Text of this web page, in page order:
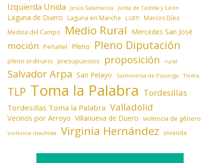
Izquierda Unida Jesús Salamanca Junta de Castilla y León
Laguna de Duero Laguna en Marcha LGBTI Marcos Díez
Medina del Campo Medio Rural Mercedes San José
moción Peñafiel Pleno Pleno Diputación
pleno ordinario presupuestos proposición rural
Salvador Arpa San Pelayo Santovenia de Pisuerga Tiedra
TLP Toma la Palabra Tordesillas
Tordesillas Toma la Palabra Valladolid
Vecinos por Arroyo Villanueva de Duero violencia de género
violencia machista Virginia Hernández vivienda